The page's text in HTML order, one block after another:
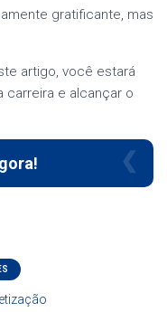
gratificante, mas
artigo, você estará
carreira e alcançar o